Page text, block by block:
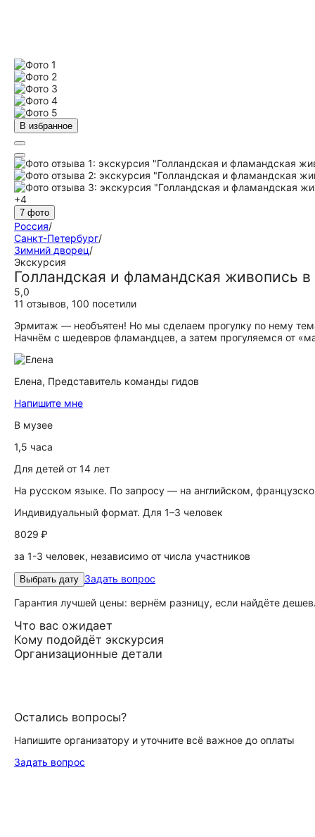
В избранное
+4
7 фото
Россия/
Санкт-Петербург/
Зимний дворец/
Экскурсия
Голландская и фламандская живопись
5,0
11 отзывов, 100 посетили
Эрмитаж — необъятен! Но мы сделаем прогулку по нему
Начнём с шедевров фламандцев, а затем прогуляемся от
Елена, Представитель команды гидов
Напишите мне
В музее
1,5 часа
Для детей от 14 лет
На русском языке. По запросу — на английском,
Индивидуальный формат. Для 1–3 человек
8029 ₽
за 1-3 человек, независимо от числа участников
Выбрать дату Задать вопрос
Гарантия лучшей цены: вернём разницу, если найдёте
Что вас ожидает
Кому подойдёт экскурсия
Организационные детали
Остались вопросы?
Напишите организатору и уточните всё важное до оплаты
Задать вопрос